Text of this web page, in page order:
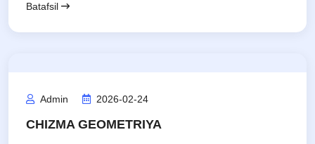
Batafsil
Admin 2026-02-24
CHIZMA GEOMETRIYA